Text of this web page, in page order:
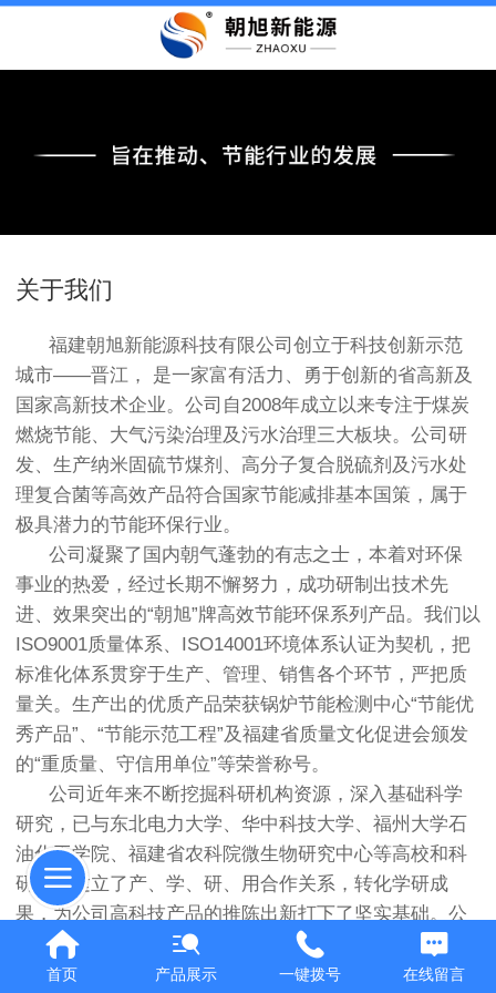
关于我们
福建朝旭新能源科技有限公司创立于科技创新示范
城市——晋江， 是一家富有活力、勇于创新的省高新及
国家高新技术企业。公司自2008年成立以来专注于煤炭
燃烧节能、大气污染治理及污水治理三大板块。公司研
发、生产纳米固硫节煤剂、高分子复合脱硫剂及污水处
理复合菌等高效产品符合国家节能减排基本国策，属于
极具潜力的节能环保行业。
公司凝聚了国内朝气蓬勃的有志之士，本着对环保
事业的热爱，经过长期不懈努力，成功研制出技术先
进、效果突出的“朝旭”牌高效节能环保系列产品。我们以
ISO9001质量体系、ISO14001环境体系认证为契机，把
标准化体系贯穿于生产、管理、销售各个环节，严把质
量关。生产出的优质产品荣获锅炉节能检测中心“节能优
秀产品”、“节能示范工程”及福建省质量文化促进会颁发
的“重质量、守信用单位”等荣誉称号。
公司近年来不断挖掘科研机构资源，深入基础科学
研究，已与东北电力大学、华中科技大学、福州大学石
油化工学院、福建省农科院微生物研究中心等高校和科
研机构建立了产、学、研、用合作关系，转化学研成
果，为公司高科技产品的推陈出新打下了坚实基础。公
司拥有几十项知识产权，其中由多项专利转化成功的纳
米固硫节煤剂、高分子复合脱硫剂等产品通过华北、华
首页 产品展示 一键拨号 在线留言